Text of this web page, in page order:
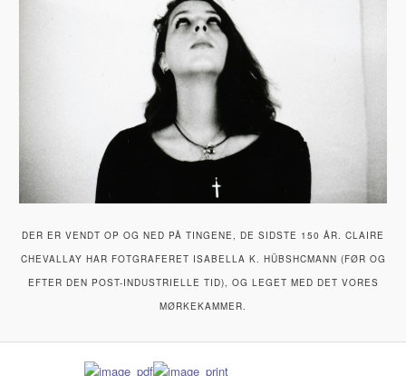
DER ER VENDT OP OG NED PÅ TINGENE, DE SIDSTE 150 ÅR. CLAIRE
CHEVALLAY HAR FOTGRAFERET ISABELLA K. HÜBSHCMANN (FØR OG
EFTER DEN POST-INDUSTRIELLE TID), OG LEGET MED DET VORES
MØRKEKAMMER.